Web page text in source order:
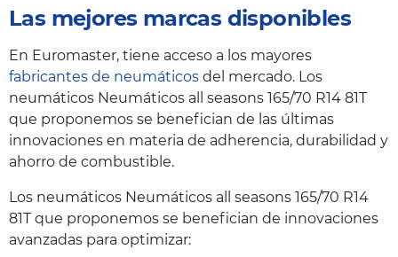
Las mejores marcas disponibles
En Euromaster, tiene acceso a los mayores
fabricantes de neumáticos del mercado. Los
neumáticos Neumáticos all seasons 165/70 R14 81T
que proponemos se benefician de las últimas
innovaciones en materia de adherencia, durabilidad y
ahorro de combustible.
Los neumáticos Neumáticos all seasons 165/70 R14
81T que proponemos se benefician de innovaciones
avanzadas para optimizar: